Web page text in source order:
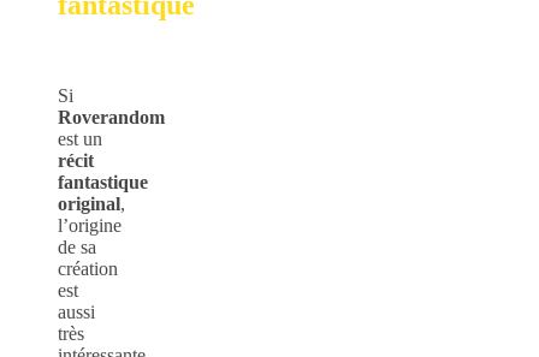
Si
Roverandom
est un
récit
fantastique
original,
l’origine
de sa
création
est
aussi
très